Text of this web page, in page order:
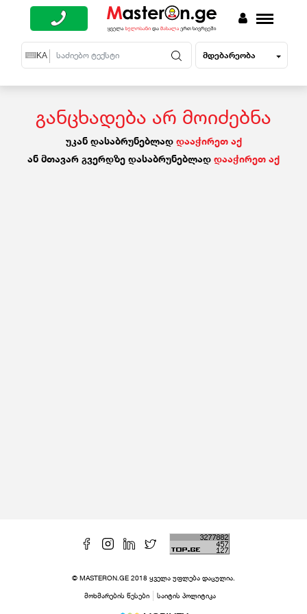
EN KA RU მდებარეობა
განცხადება არ მოიძებნა
უკან დასაბრუნებლად დააჭირეთ აქ
ან მთავარ გვერდზე დასაბრუნებლად დააჭირეთ აქ
© MASTERON.GE 2018 ყველა უფლება დაცულია.
მოხმარების წესები საიტის პოლიტიკა